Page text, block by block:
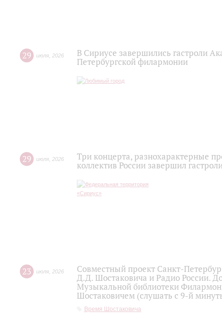
29 июля 2026
В Сириусе завершились гастроли
Петербургской филармонии
29 июля 2026
Три концерта, разнохарактерные
коллектив России завершил
23 июля 2026
Совместный проект Санкт-
Д.Д. Шостаковича и Радио России.
Музыкальной библиотеки
Шостаковичем (слушать с 9-й
Время Шостаковича